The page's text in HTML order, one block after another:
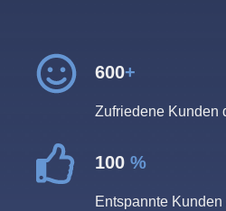
600+
Zufriedene Kunden
100 %
Entspannte Kunden